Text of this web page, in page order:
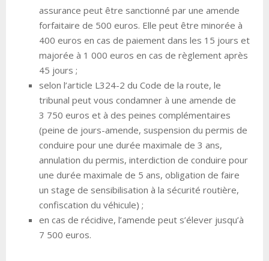
assurance peut être sanctionné par une amende
forfaitaire de 500 euros. Elle peut être minorée à
400 euros en cas de paiement dans les 15 jours et
majorée à 1 000 euros en cas de règlement après
45 jours ;
selon l’article L324-2 du Code de la route, le
tribunal peut vous condamner à une amende de
3 750 euros et à des peines complémentaires
(peine de jours-amende, suspension du permis de
conduire pour une durée maximale de 3 ans,
annulation du permis, interdiction de conduire pour
une durée maximale de 5 ans, obligation de faire
un stage de sensibilisation à la sécurité routière,
confiscation du véhicule) ;
en cas de récidive, l’amende peut s’élever jusqu’à
7 500 euros.